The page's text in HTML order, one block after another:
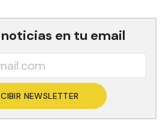
en tu email
NEWSLETTER